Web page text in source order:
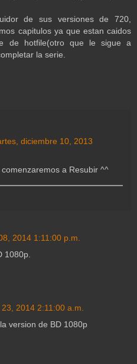
de sus versiones de 720,
capitulos ya que estan caidos
de hotfile(otro que le sigue a
la serie.
diciembre 10, 2013
a Resubir ^^
2014 1:11:00 p.m.
1080p.
2014 2:11:00 a.m.
version de BD 1080p